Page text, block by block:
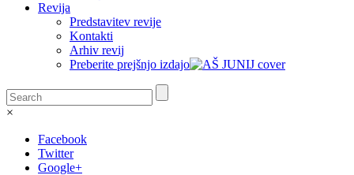
Revija
Predstavitev revije
Kontakti
Arhiv revij
Preberite prejšnjo izdajo
×
Facebook
Twitter
Google+